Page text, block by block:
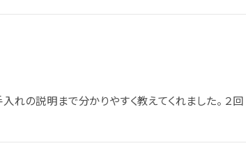
れの説明まで分かりやすく教えてくれました。 ２回